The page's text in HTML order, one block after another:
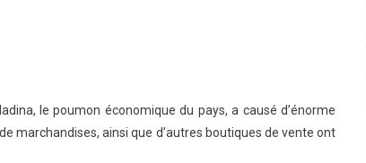
le poumon économique du pays, a causé d’énorme
marchandises, ainsi que d’autres boutiques de vente ont